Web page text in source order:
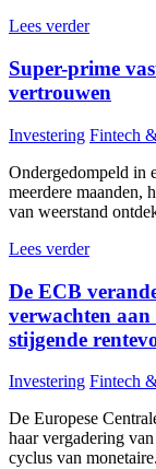
Lees verder
Super-prime
vertrouwen
Investering Fintech
Ondergedompeld in
meerdere maanden,
van weerstand
Lees verder
De ECB
verwachten
stijgende
Investering Fintech
De Europese
haar vergadering
cyclus van